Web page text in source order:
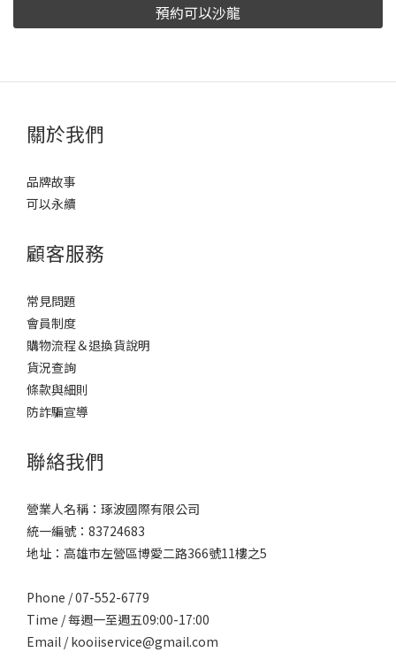
預約可以沙龍
關於我們
品牌故事
可以永續
顧客服務
常見問題
會員制度
購物流程＆退換貨說明
貨況查詢
條款與細則
防詐騙宣導
聯絡我們
營業人名稱：琢波國際有限公司
統一編號：83724683
地址：高雄市左營區博愛二路366號11樓之5
Phone / 07-552-6779
Time / 每週一至週五09:00-17:00
Email /kooiiservice@gmail.com